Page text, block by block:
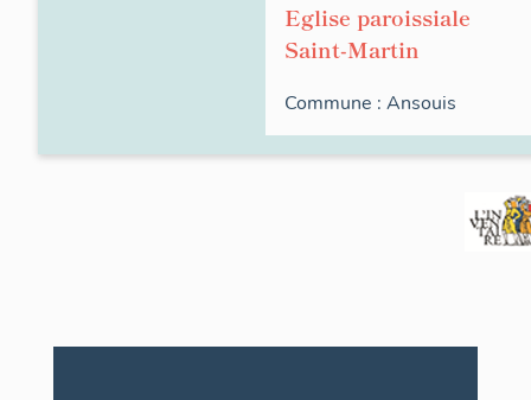
Eglise paroissiale
Saint-Martin
Commune : Ansouis